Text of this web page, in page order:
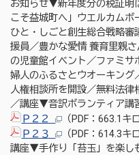
お知らせ▼新年度分の税証明
こそ益城町へ」ウエルカム
ひと・しごと創生総合戦略
援員／豊かな愛情 養育里親
の児童館イベント／ファミ
婦人のふるさとウオーキン
人権相談所を開設／無料法
／講座▼音訳ボランティア講
Ｐ２２
（PDF：663.1キ
Ｐ２３
（PDF：614.3キ
講座▼手作り「苔玉」を楽し